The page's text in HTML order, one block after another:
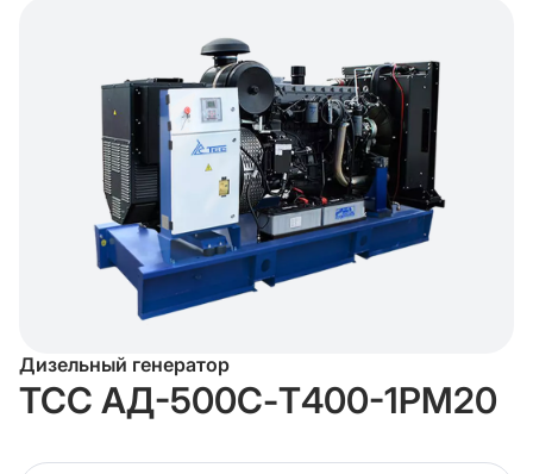
Дизельный генератор
ТСС АД-500С-Т400-1РМ20